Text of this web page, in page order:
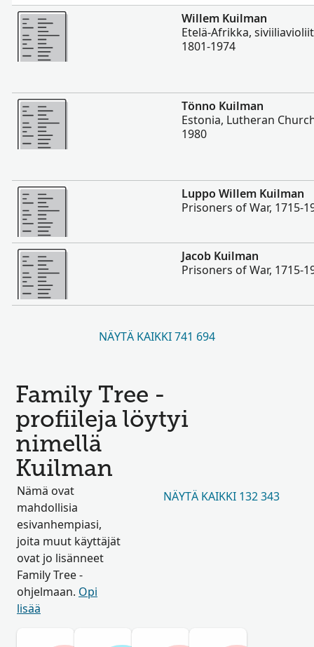
Enemmän
Willem Kuilman
Etelä-Afrikka,
1801-1974
Enemmän
Tönno Kuilman
Estonia, Lutheran
1980
Enemmän
Luppo Willem Kuilman
Prisoners of War, 1715-
Enemmän
Jacob Kuilman
Prisoners of War, 1715-
NÄYTÄ KAIKKI 741 694
Family Tree -
profiileja löytyi
nimellä
Kuilman
Nämä ovat
mahdollisia
esivanhempiasi,
joita muut käyttäjät
ovat jo lisänneet
Family Tree -
ohjelmaan. Opi
lisää
NÄYTÄ KAIKKI 132 343